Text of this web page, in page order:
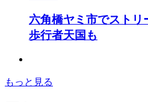
六角橋ヤミ市でスト
歩行者天国も
もっと見る